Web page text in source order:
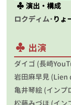
演出・構成
ロクディム･りょ
出演
ダイゴ (長崎
岩田麻早見 (Lien
亀井琴絵 (インプ